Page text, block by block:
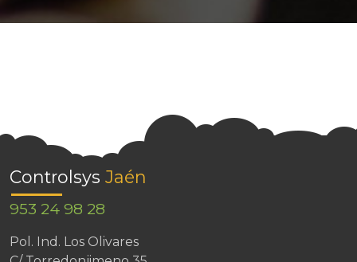
Controlsys Jaén
953 24 98 28
Pol. Ind. Los Olivares